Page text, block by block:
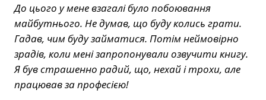
До цього у мене взагалі було побоювання
майбутнього. Не думав, що буду колись грати.
Гадав, чим буду займатися. Потім неймовірно
зрадів, коли мені запропонували озвучити книгу.
Я був страшенно радий, що, нехай і трохи, але
працював за професією!